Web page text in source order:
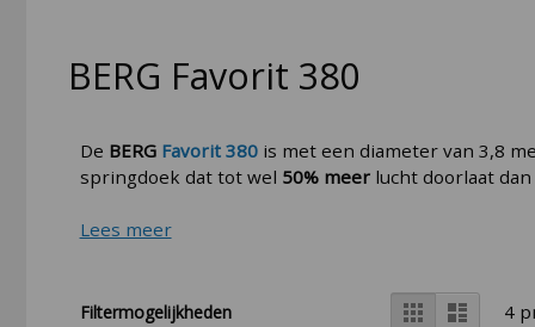
BERG Favorit 380
De BERGFavorit 380is met een diameter van 3,8
springdoek dat tot wel 50% meerlucht doorlaat
Lees meer
Tonen
Foto-Lijst 4
Filtermogelijkheden